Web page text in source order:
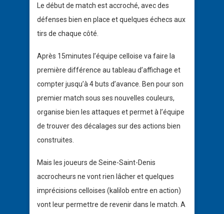
Le début de match est accroché, avec des
défenses bien en place et quelques échecs aux
tirs de chaque côté.
Après 15minutes l’équipe celloise va faire la
première différence au tableau d’affichage et
compter jusqu’à 4 buts d’avance. Ben pour son
premier match sous ses nouvelles couleurs,
organise bien les attaques et permet à l’équipe
de trouver des décalages sur des actions bien
construites.
Mais les joueurs de Seine-Saint-Denis
accrocheurs ne vont rien lâcher et quelques
imprécisions celloises (kalilob entre en action)
vont leur permettre de revenir dans le match. A